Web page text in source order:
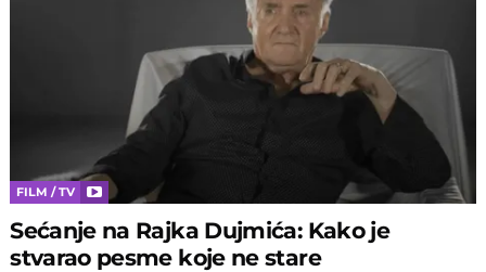
FILM / TV
Sećanje na Rajka Dujmića: Kako je
stvarao pesme koje ne stare